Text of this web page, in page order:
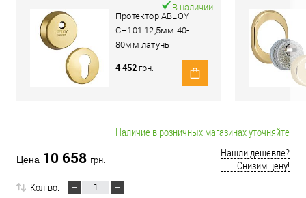
Протектор ABLOY
CH101 12,5мм 40-
80мм латунь
В наличии
4 452 грн.
Наличие в розничных магазинах уточняйте
Цена 10 658 грн.
Нашли дешевле?
Снизим цену!
Кол-во: